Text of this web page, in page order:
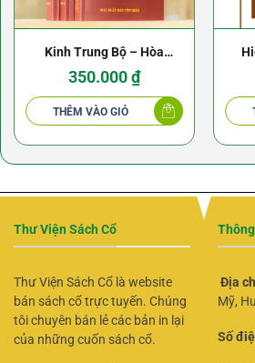
Kinh Trung Bộ – Hòa
thượng Thích Minh Châu
350.000₫
THÊM VÀO GIỎ
Thư Viện Sách Cổ
Thư Viện Sách Cổ là website
bán sách cổ trực tuyến. Chúng
tôi chuyên bán lẻ các bản in lại
của những cuốn sách cổ.
Địa
Mỹ,
Số